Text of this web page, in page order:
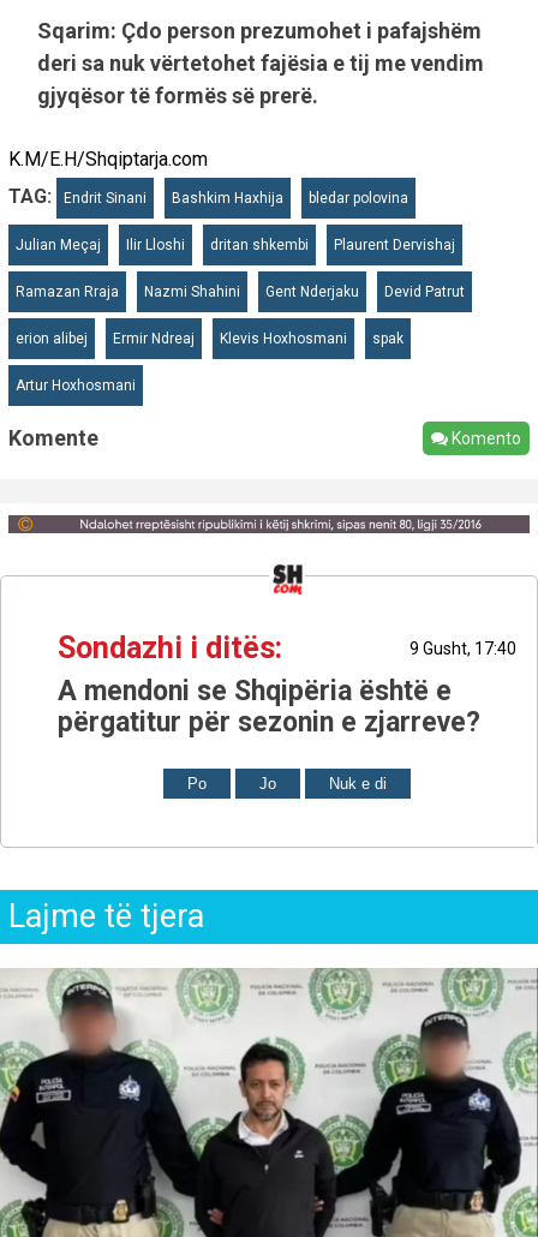
Sqarim: Çdo person prezumohet i pafajshëm
deri sa nuk vërtetohet fajësia e tij me vendim
gjyqësor të formës së prerë.
K.M/E.H/Shqiptarja.com
TAG:
Endrit Sinani Bashkim Haxhija bledar polovina
Julian Meçaj Ilir Lloshi dritan shkembi Plaurent Dervishaj
Ramazan Rraja Nazmi Shahini Gent Nderjaku Devid Patrut
erion alibej Ermir Ndreaj Klevis Hoxhosmani spak
Artur Hoxhosmani
Komente Komento
Sondazhi i ditës: 9 Gusht, 17:40
A mendoni se Shqipëria është e
përgatitur për sezonin e zjarreve?
Po Jo Nuk e di
Lajme të tjera